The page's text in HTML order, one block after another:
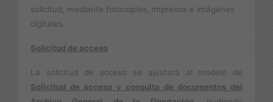
solicitud, mediante fotocopias, impresos e imágenes
digitales.
Solicitud de acceso
La solicitud de acceso se ajustará al modelo de
Solicitud de acceso y consulta de documentos del